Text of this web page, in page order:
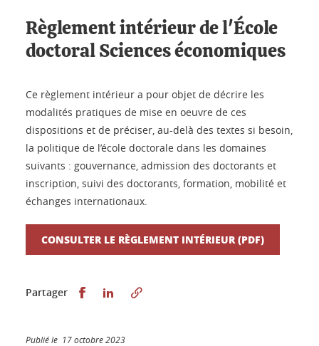
Règlement intérieur de l'École
doctoral Sciences économiques
Ce règlement intérieur a pour objet de décrire les
modalités pratiques de mise en oeuvre de ces
dispositions et de préciser, au-delà des textes si besoin,
la politique de l’école doctorale dans les domaines
suivants : gouvernance, admission des doctorants et
inscription, suivi des doctorants, formation, mobilité et
échanges internationaux.
CONSULTER LE RÈGLEMENT INTÉRIEUR (PDF)
Partager Partager sur Facebook
Partager sur LinkedIn
Publié le 17 octobre 2023